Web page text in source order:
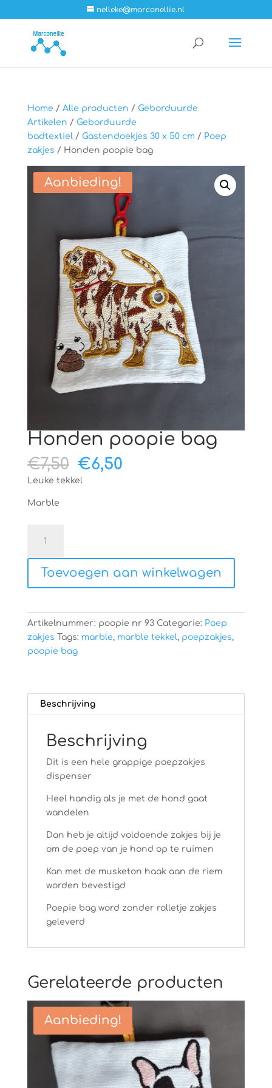
nelleke@marconellie.nl
Home / Alle producten / Geborduurde
Artikelen / Geborduurde
badtextiel/ Gastendoekjes 30 x 50 cm / Poep
zakjes / Honden poopie bag
Aanbieding!
Honden poopie bag
€7,50 Oorspronkelijke
prijs
€6,50Huidige
Leuke tekkel
Marble
poopie
bag
aantal
Toevoegen aan winkelwagen
Artikelnummer: poopie nr 93 Categorie: Poep
zakjes Tags: marble, marble tekkel, poepzakjes,
poopie bag
Beschrijving
Beschrijving
Dit is een hele grappige poepzakjes
dispenser
Heel handig als je met de hond gaat
wandelen
Dan heb je altijd voldoende zakjes bij je
om de poep van je hond op te ruimen
Kan met de musketon haak aan de riem
worden bevestigd
Poepie bag word zonder rolletje zakjes
geleverd
Gerelateerde producten
Aanbieding!